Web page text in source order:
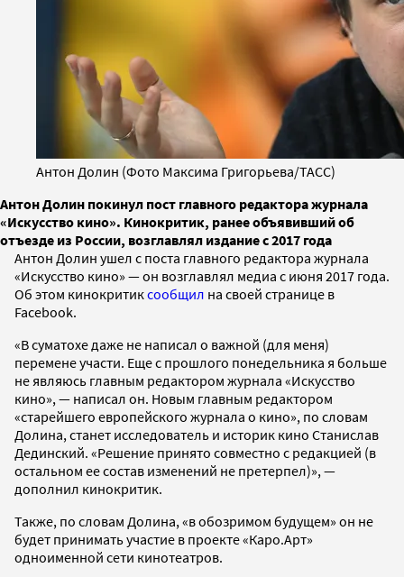
Антон Долин (Фото Максима Григорьева/ТАСС)
Антон Долин покинул пост главного редактора журнала
«Искусство кино». Кинокритик, ранее объявивший об
отъезде из России, возглавлял издание с 2017 года
Антон Долин ушел с поста главного редактора журнала
«Искусство кино» — он возглавлял медиа с июня 2017 года.
Об этом кинокритиксообщил на своей странице в
Facebook.
«В суматохе даже не написал о важной (для меня)
перемене участи. Еще с прошлого понедельника я больше
не являюсь главным редактором журнала «Искусство
кино», — написал он. Новым главным редактором
«старейшего европейского журнала о кино», по словам
Долина, станет исследователь и историк кино Станислав
Дединский. «Решение принято совместно с редакцией (в
остальном ее состав изменений не претерпел)», —
дополнил кинокритик.
Также, по словам Долина, «в обозримом будущем» он не
будет принимать участие в проекте «Каро.Арт»
одноименной сети кинотеатров.